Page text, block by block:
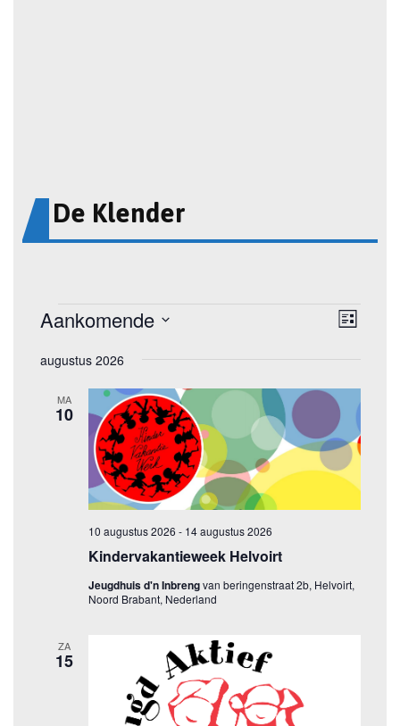
De Klender